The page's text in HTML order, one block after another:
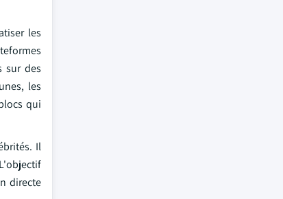
les
sur des
les
qui
Il
directe